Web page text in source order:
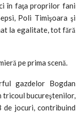
în faţa proprilor fani
Poli Timişoara şi
la egalitate, tot fără
pe prima scenă.
gazdelor Bogdan
tricoul bucureştenilor,
jocuri, contribuind